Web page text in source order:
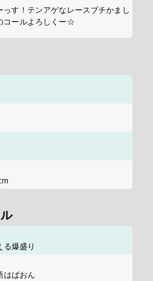
す！テンアゲなレースブチかまし
コールよろしくー☆
爆盛り
はぱおん